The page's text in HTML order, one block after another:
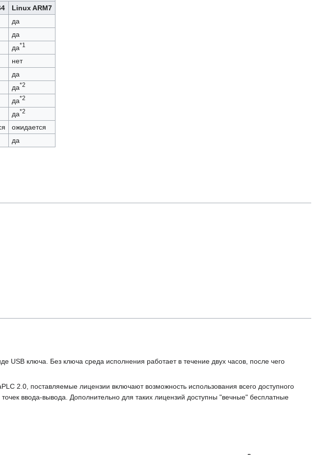
Linux ARM7
да
да
да*1
нет
да
да*2
да*2
да*2
ожидается
да
USB ключа. Без ключа среда исполнения работает в течение двух часов, после чего
2.0, поставляемые лицензии включают возможность использования всего доступного
ввода-вывода. Дополнительно для таких лицензий доступны "вечные" бесплатные